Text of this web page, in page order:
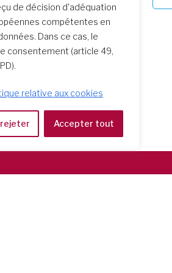
de décision d'adéquation
compétentes en
Dans ce cas, le
consentement (article 49,
relative aux cookies
Accepter tout